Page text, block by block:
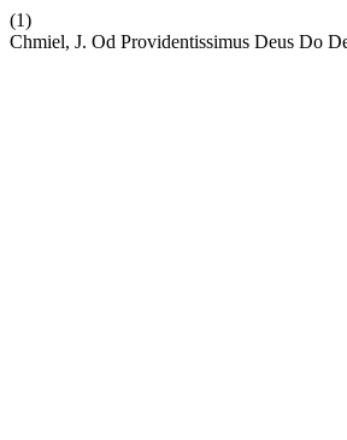
(1)
Chmiel, J. Od Providentissimus Deus Do